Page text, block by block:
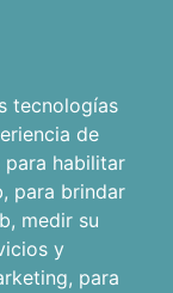
tecnologías
de
para habilitar
, para brindar
, medir su
y
, para